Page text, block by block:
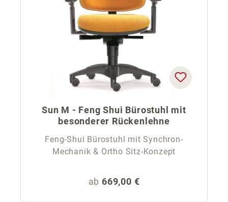
Sun M - Feng Shui Bürostuhl mit
besonderer Rückenlehne
Feng-Shui Bürostuhl mit Synchron-
Mechanik & Ortho Sitz-Konzept
Regulärer Preis:
ab 669,00 €